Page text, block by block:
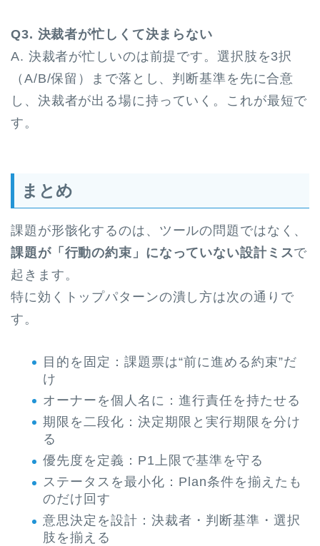
Q3. 決裁者が忙しくて決まらない
A. 決裁者が忙しいのは前提です。選択肢を3択
（A/B/保留）まで落とし、判断基準を先に合意
し、決裁者が出る場に持っていく。これが最短で
す。
まとめ
課題が形骸化するのは、ツールの問題ではなく、
課題が「行動の約束」になっていない設計ミスで
起きます。
特に効くトップパターンの潰し方は次の通りで
す。
目的を固定：課題票は“前に進める約束”だ
け
オーナーを個人名に：進行責任を持たせる
期限を二段化：決定期限と実行期限を分け
る
優先度を定義：P1上限で基準を守る
ステータスを最小化：Plan条件を揃えたも
のだけ回す
意思決定を設計：決裁者・判断基準・選択
肢を揃える